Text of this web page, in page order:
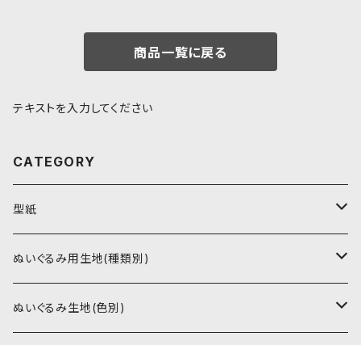
商品一覧に戻る
テキストを入力してください
CATEGORY
型紙
書籍（紙の本）
PDFデータ（ダウンロード）
ぬいぐるみ用生地(種類別)
ソフトボア（短毛）
ぬいぐるみ生地(色別)